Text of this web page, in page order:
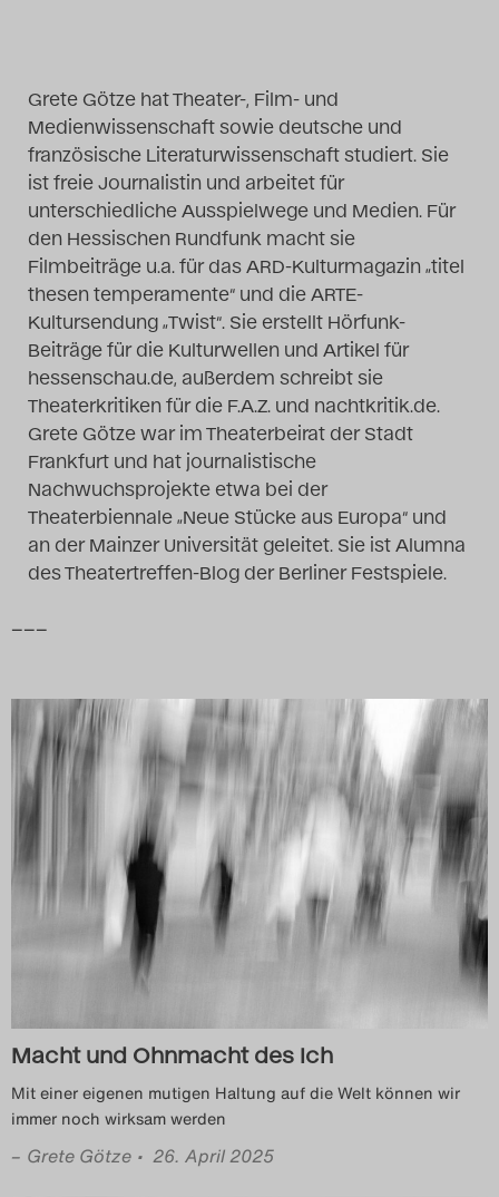
2014
Das Theatertreffen-Blog
2015
Das Theatertreffen-Blog
2016
Das Theatertreffen-Blog
2017
Das Theatertreffen-Blog
2018
Das Theatertreffen-Blog
2018 Alumni
Das Theatertreffen-Blog
Das Theatertreffen-Blog
2020
Das Theatertreffen-Blog
2021
Das Theatertreffen-Blog
Das Theatertreffen-Blog
2023
Das Theatertreffen-Blog
2024
Grete Götze hat Theater-, Film- und
Medienwissenschaft sowie deutsche und
französische Literaturwissenschaft studiert. Sie
ist freie Journalistin und arbeitet für
unterschiedliche Ausspielwege und Medien. Für
den Hessischen Rundfunk macht sie
Filmbeiträge u.a. für das ARD-Kulturmagazin „titel
thesen temperamente“ und die ARTE-
Kultursendung „Twist“. Sie erstellt Hörfunk-
Beiträge für die Kulturwellen und Artikel für
hessenschau.de, außerdem schreibt sie
Theaterkritiken für die F.A.Z. und nachtkritik.de.
Grete Götze war im Theaterbeirat der Stadt
Frankfurt und hat journalistische
Nachwuchsprojekte etwa bei der
Theaterbiennale „Neue Stücke aus Europa“ und
an der Mainzer Universität geleitet. Sie ist Alumna
des Theatertreffen-Blog der Berliner Festspiele.
–––
Macht und Ohnmacht des Ich
Mit einer eigenen mutigen Haltung auf die Welt können wir
immer noch wirksam werden
– Grete Götze • 26. April 2025